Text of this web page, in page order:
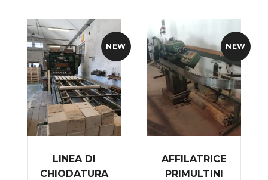
NEW
LINEA DI
CHIODATURA
NEW
AFFILATRICE
PRIMULTINI